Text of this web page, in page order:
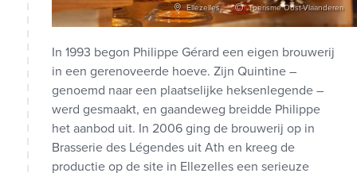
Ellezelles Toerisme Oost-Vlaanderen
Samyn
In 1993 begon Philippe Gérard een eigen brouwerij
in een gerenoveerde hoeve. Zijn Quintine –
genoemd naar een plaatselijke heksenlegende –
werd gesmaakt, en gaandeweg breidde Philippe
het aanbod uit. In 2006 ging de brouwerij op in
Brasserie des Légendes uit Ath en kreeg de
productie op de site in Ellezelles een serieuze